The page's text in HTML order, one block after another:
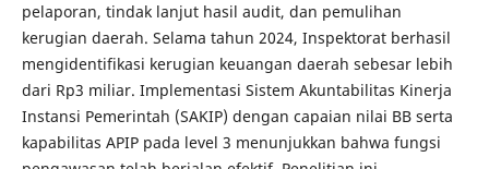
pelaporan, tindak lanjut hasil audit, dan pemulihan
kerugian daerah. Selama tahun 2024, Inspektorat berhasil
mengidentifikasi kerugian keuangan daerah sebesar lebih
dari Rp3 miliar. Implementasi Sistem Akuntabilitas Kinerja
Instansi Pemerintah (SAKIP) dengan capaian nilai BB serta
kapabilitas APIP pada level 3 menunjukkan bahwa fungsi